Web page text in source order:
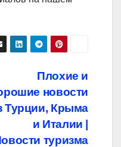
Плохие и
новости
Турции, Крыма
и Италии |
туризма